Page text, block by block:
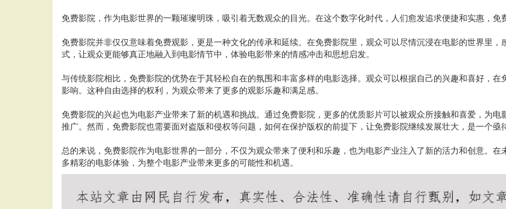
免费影院，作为电影世界的一颗璀璨明珠，吸引着无数观众的目光。在这个数字化时代，人们愈发追求便捷和实惠，免
免费影院并非仅仅意味着免费观影，更是一种文化的传承和延续。在免费影院里，观众可以尽情沉浸在电影的世界里
式，让观众更能够真正地融入到电影情节中，体验电影带来的情感冲击和思想启发。
与传统影院相比，免费影院的优势在于其轻松自在的氛围和丰富多样的电影选择。观众可以根据自己的兴趣和喜好，
影响。这种自由选择的权利，为观众带来了更多的观影乐趣和满足感。
免费影院的兴起也为电影产业带来了新的机遇和挑战。通过免费影院，更多的优质影片可以被观众所接触和喜爱，为
推广。然而，免费影院也需要面对盗版和侵权等问题，如何在保护版权的前提下，让免费影院继续发展壮大，是一个亟
总的来说，免费影院作为电影世界的一部分，不仅为观众带来了便利和乐趣，也为电影产业注入了新的活力和创意。
多精彩的电影体验，为整个电影产业带来更多的可能性和机遇。